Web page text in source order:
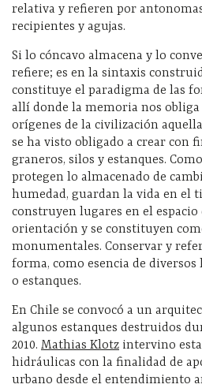
relativa y refieren por
recipientes y agujas.
Si lo cóncavo almacena y lo
refiere; es en la sintaxis
constituye el paradigma de las
allí donde la memoria nos obliga
orígenes de la civilización
se ha visto obligado a crear con
graneros, silos y estanques.
protegen lo almacenado de
humedad, guardan la vida en el
construyen lugares en el
orientación y se constituyen
monumentales. Conservar y
forma, como esencia de diversos
o estanques.
En Chile se convocó a un
algunos estanques destruidos
2010. Mathias Klotz intervino
hidráulicas con la finalidad de
urbano desde el entendimiento